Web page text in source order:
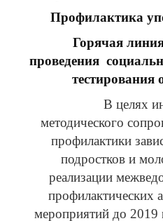
Профилактика
Горячая
проведения
тестирования
В целях
методического
профилактики
подростков и
реализации
профилактических
мероприятий до 2019